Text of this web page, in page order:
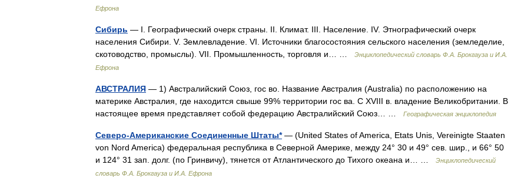
Ефрона
Сибирь — I. Географический очерк страны. II. Климат. III. Население. IV. Этнографический очерк
населения Сибири. V. Землевладение. VI. Источники благосостояния сельского населения (земледелие,
скотоводство, промыслы). VII. Промышленность, торговля и… …
Энциклопедический словарь Ф.А. Брокгауза и И.А.
Ефрона
АВСТРАЛИЯ — 1) Австралийский Союз, гос во. Название Австралия (Australia) по расположению на
материке Австралия, где находится свыше 99% территории гос ва. С XVIII в. владение Великобритании. В
настоящее время представляет собой федерацию Австралийский Союз… …
Географическая энциклопедия
Северо-Американские Соединенные Штаты*— (United States of America, Etats Unis, Vereinigte Staaten
von Nord America) федеральная республика в Северной Америке, между 24° 30 и 49° сев. шир., и 66° 50
и 124° 31 зап. долг. (по Гринвичу), тянется от Атлантического до Тихого океана и… …
Энциклопедический
словарь Ф.А. Брокгауза и И.А. Ефрона